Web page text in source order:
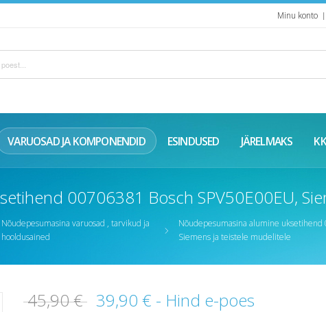
Minu konto
VARUOSAD JA KOMPONENDID ESINDUSED JÄRELMAKS
00706381 Bosch SPV50E00EU,
Nõudepesumasina varuosad , tarvikud ja
hooldusained
Nõudepesumasina alumine uksetihend
Siemens ja teistele mudelitele
45,90 € 39,90 € - Hind e-poes